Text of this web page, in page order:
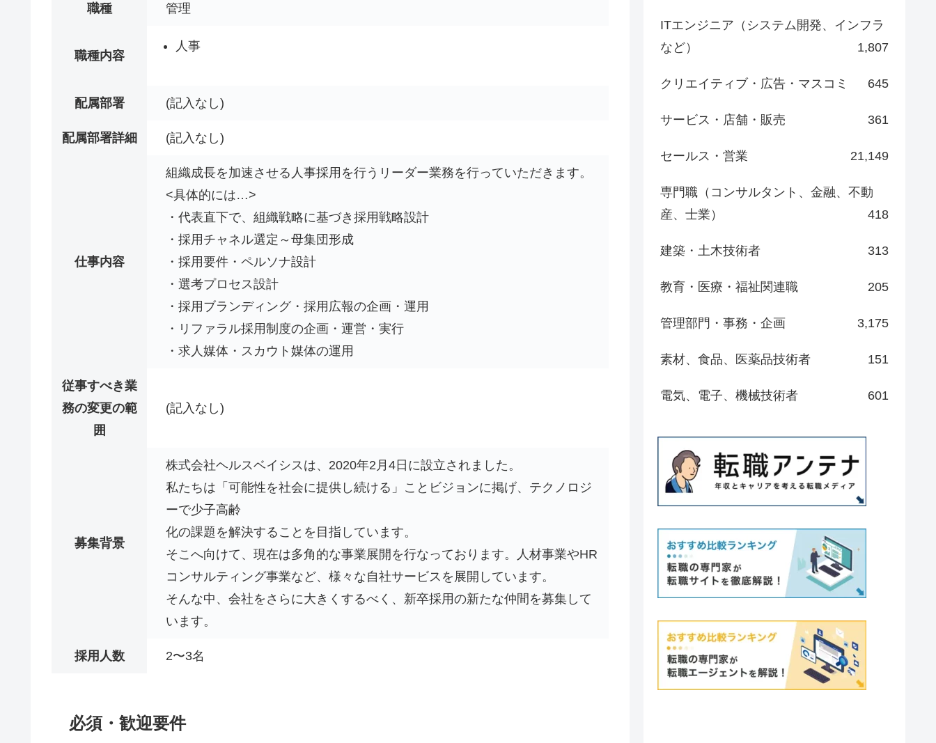
職種 管理
職種内容
人事
配属部署 (記入なし)
配属部署詳細 (記入なし)
仕事内容
組織成長を加速させる人事採用を行うリーダー業務を行っていただきます。
<具体的には…>
・代表直下で、組織戦略に基づき採用戦略設計
・採用チャネル選定～母集団形成
・採用要件・ペルソナ設計
・選考プロセス設計
・採用ブランディング・採用広報の企画・運用
・リファラル採用制度の企画・運営・実行
・求人媒体・スカウト媒体の運用
従事すべき業
務の変更の範
囲
(記入なし)
募集背景
株式会社ヘルスベイシスは、2020年2月4日に設立されました。
私たちは「可能性を社会に提供し続ける」ことビジョンに掲げ、テクノロジ
ーで少子高齢
化の課題を解決することを目指しています。
そこへ向けて、現在は多角的な事業展開を行なっております。人材事業やHR
コンサルティング事業など、様々な自社サービスを展開しています。
そんな中、会社をさらに大きくするべく、新卒採用の新たな仲間を募集して
います。
採用人数 2〜3名
必須・歓迎要件
ITエンジニア（システム開発、インフラ
など）
1,807
クリエイティブ・広告・マスコミ 645
サービス・店舗・販売 361
セールス・営業 21,149
専門職（コンサルタント、金融、不動
産、士業）
418
建築・土木技術者 313
教育・医療・福祉関連職 205
管理部門・事務・企画 3,175
素材、食品、医薬品技術者 151
電気、電子、機械技術者 601